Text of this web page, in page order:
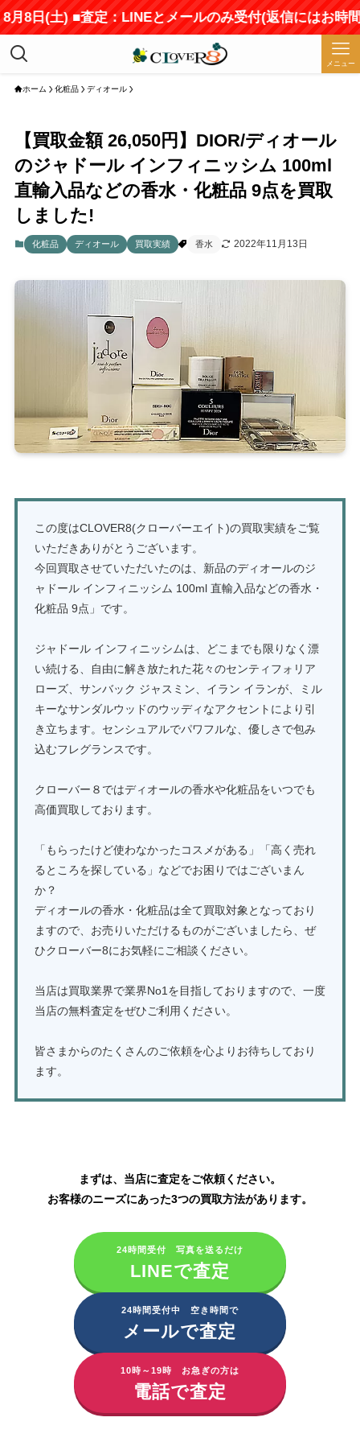
8日(土) ■査定：LINEとメールのみ受付(返信にはお時間
メニュー
ホーム 化粧品 ディオール
【買取金額 26,050円】DIOR/ディオール
のジャドール インフィニッシム 100ml
直輸入品などの香水・化粧品 9点を買取
しました!
化粧品 ディオール 買取実績 香水 2022年11月13日
この度はCLOVER8(クローバーエイト)の買取実績をご覧
いただきありがとうございます。
今回買取させていただいたのは、新品のディオールのジ
ャドール インフィニッシム 100ml 直輸入品などの香水・
化粧品 9点」です。
ジャドール インフィニッシムは、どこまでも限りなく漂
い続ける、自由に解き放たれた花々のセンティフォリア
ローズ、サンバック ジャスミン、イラン イランが、ミル
キーなサンダルウッドのウッディなアクセントにより引
き立ちます。センシュアルでパワフルな、優しさで包み
込むフレグランスです。
クローバー８ではディオールの香水や化粧品をいつでも
高価買取しております。
「もらったけど使わなかったコスメがある」「高く売れ
るところを探している」などでお困りではございまん
か？
ディオールの香水・化粧品は全て買取対象となっており
ますので、お売りいただけるものがございましたら、ぜ
ひクローバー8にお気軽にご相談ください。
当店は買取業界で業界No1を目指しておりますので、一度
当店の無料査定をぜひご利用ください。
皆さまからのたくさんのご依頼を心よりお待ちしており
ます。
まずは、当店に査定をご依頼ください。
お客様のニーズにあった3つの買取方法があります。
24時間受付 写真を送るだけ
LINEで査定
24時間受付中 空き時間で
メールで査定
10時～19時 お急ぎの方は
電話で査定